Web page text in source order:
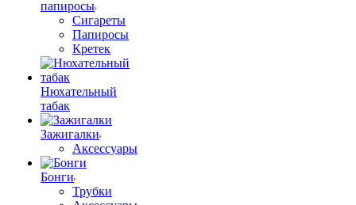
папиросы
Сигареты
Папиросы
Кретек
Нюхательный
табак
Зажигалки
Аксессуары
Бонги
Трубки